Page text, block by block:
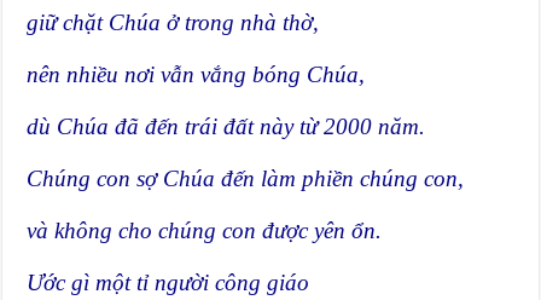
giữ chặt Chúa ở trong nhà thờ,
nên nhiều nơi vẫn vắng bóng Chúa,
dù Chúa đã đến trái đất này từ 2000 năm.
Chúng con sợ Chúa đến làm phiền chúng con,
và không cho chúng con được yên ổn.
Ước gì một tỉ người công giáo